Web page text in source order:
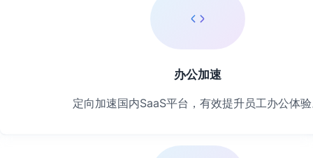
办公加速
定向加速国内SaaS平台，有效提升员工办公体